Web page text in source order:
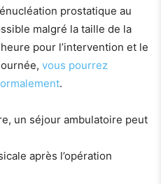
prostatique au
malgré la taille de la
pour l’intervention et le
vous pourrez
.
un séjour ambulatoire peut
après l’opération